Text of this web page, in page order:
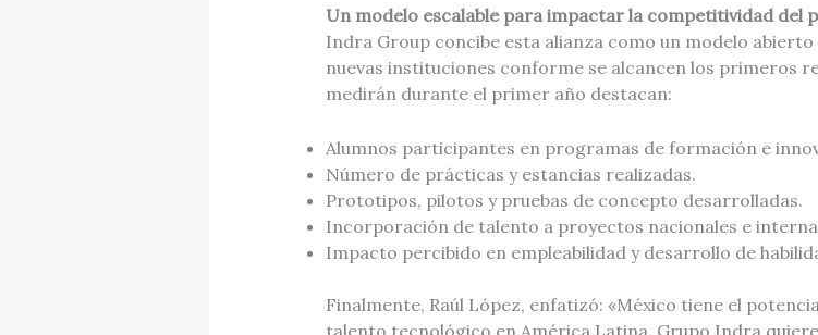
Un modelo escalable para impactar la competitividad del
Indra Group concibe esta alianza como un modelo
nuevas instituciones conforme se alcancen los primeros
medirán durante el primer año destacan:
Alumnos participantes en programas de formación e
Número de prácticas y estancias realizadas.
Prototipos, pilotos y pruebas de concepto desarrolladas.
Incorporación de talento a proyectos nacionales e
Impacto percibido en empleabilidad y desarrollo de
Finalmente, Raúl López, enfatizó: «México tiene el
talento tecnológico en América Latina. Grupo Indra